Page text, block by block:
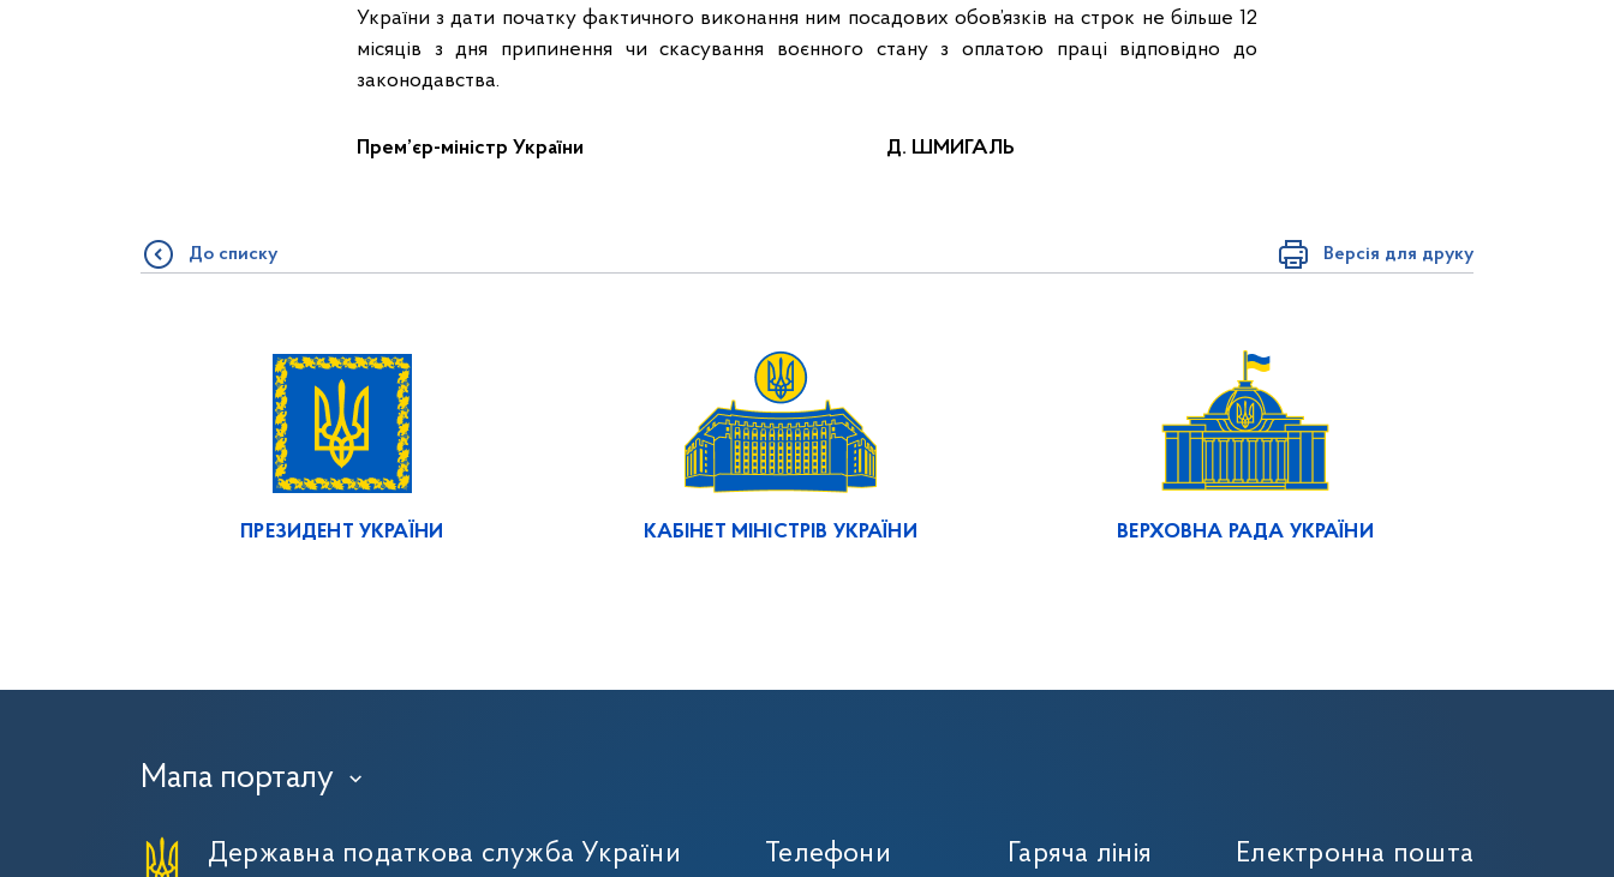
України з дати початку фактичного виконання ним посадових обов’язків на строк не більше 12
місяців з дня припинення чи скасування воєнного стану з оплатою праці відповідно до
законодавства.
Прем’єр-міністр України Д. ШМИГАЛЬ
Версія для друку
До списку
ПРЕЗИДЕНТ УКРАЇНИ КАБІНЕТ МІНІСТРІВ УКРАЇНИ ВЕРХОВНА РАДА УКРАЇНИ
Мапа порталу ›
Державна податкова служба України Телефони Гаряча лінія Електронна пошта